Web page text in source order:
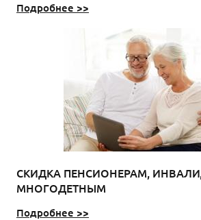
Подробнее >>
СКИДКА ПЕНСИОНЕРАМ,
МНОГОДЕТНЫМ
Подробнее >>